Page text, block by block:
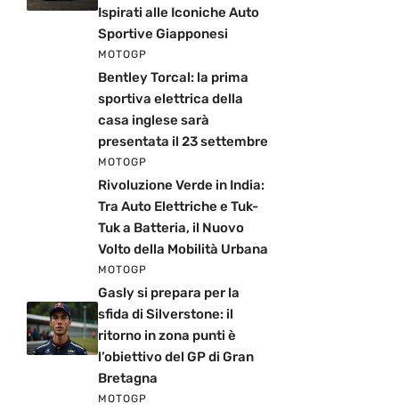
Ispirati alle Iconiche Auto
Sportive Giapponesi
MOTOGP
Bentley Torcal: la prima
sportiva elettrica della
casa inglese sarà
presentata il 23 settembre
MOTOGP
Rivoluzione Verde in India:
Tra Auto Elettriche e Tuk-
Tuk a Batteria, il Nuovo
Volto della Mobilità Urbana
MOTOGP
Gasly si prepara per la
sfida di Silverstone: il
ritorno in zona punti è
l’obiettivo del GP di Gran
Bretagna
MOTOGP